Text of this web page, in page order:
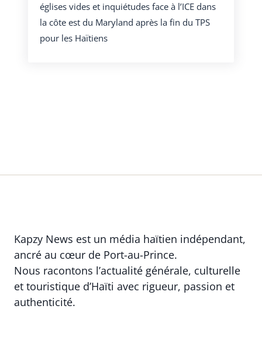
églises vides et inquiétudes face à l’ICE dans
la côte est du Maryland après la fin du TPS
pour les Haïtiens
Kapzy News est un média haïtien indépendant,
ancré au cœur de Port-au-Prince.
Nous racontons l’actualité générale, culturelle
et touristique d’Haïti avec rigueur, passion et
authenticité.